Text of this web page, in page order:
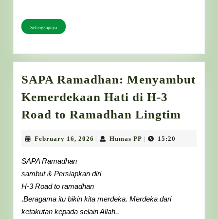
Selengkapnya
Selengkapnya
SAPA Ramadhan: Menyambut
Kemerdekaan Hati di H-3
Road to Ramadhan Lingtim
February 16, 2026 FebruaryHumas PPHumas15:20
SAPA Ramadhan
sambut & Persiapkan diri
H-3 Road to ramadhan
.Beragama itu bikin kita merdeka. Merdeka dari
ketakutan kepada selain Allah..